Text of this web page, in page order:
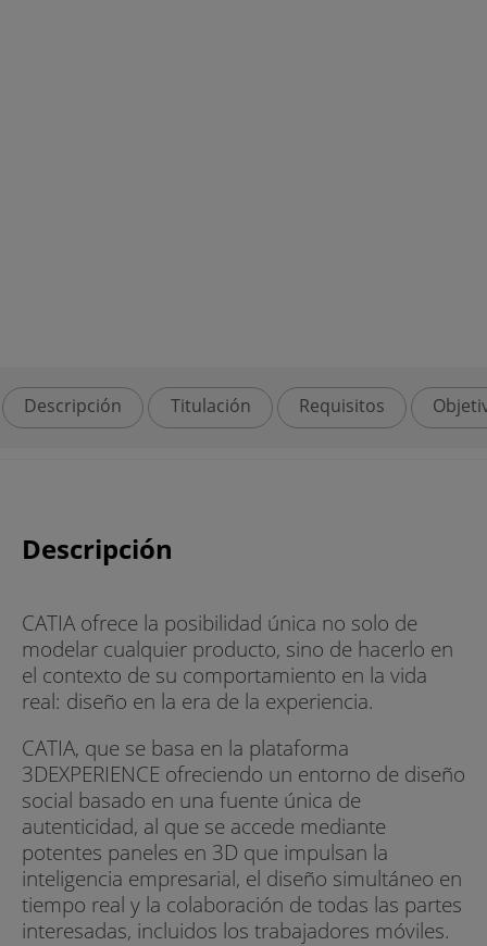
Descripción Titulación Requisitos
Descripción
CATIA ofrece la posibilidad única no solo de
modelar cualquier producto, sino de hacerlo en
el contexto de su comportamiento en la vida
real: diseño en la era de la experiencia.
CATIA, que se basa en la plataforma
3DEXPERIENCE ofreciendo un entorno de diseño
social basado en una fuente única de
autenticidad, al que se accede mediante
potentes paneles en 3D que impulsan la
inteligencia empresarial, el diseño simultáneo en
tiempo real y la colaboración de todas las partes
interesadas, incluidos los trabajadores móviles.